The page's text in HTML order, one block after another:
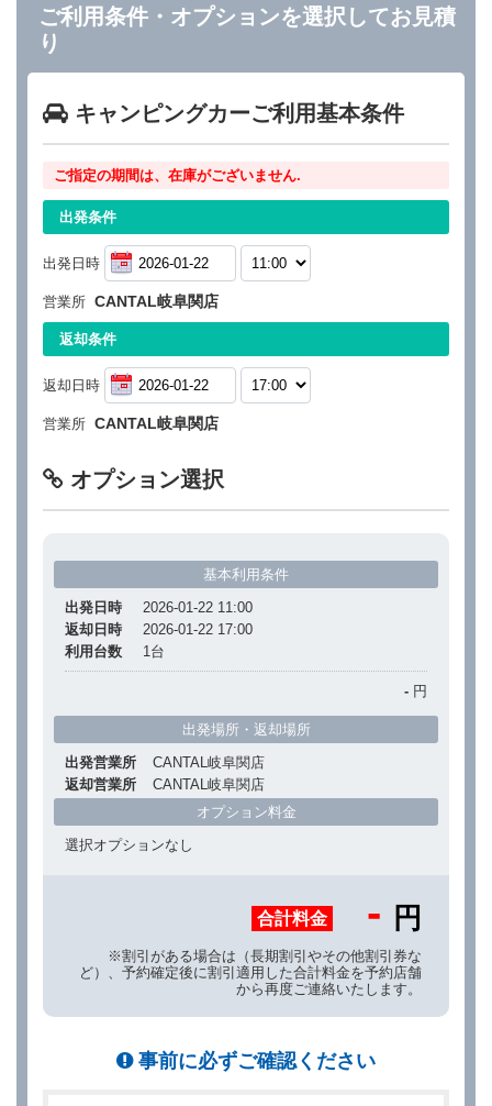
ご利用条件・オプションを選択してお見積
り
キャンピングカーご利用基本条件
ご指定の期間は、在庫がございません.
出発条件
出発日時
営業所 CANTAL岐阜関店
返却条件
返却日時
営業所 CANTAL岐阜関店
オプション選択
基本利用条件
出発日時
2026-01-22 11:00
返却日時
2026-01-22 17:00
利用台数
1台
- 円
出発場所・返却場所
出発営業所
CANTAL岐阜関店
返却営業所
CANTAL岐阜関店
オプション料金
選択オプションなし
合計料金 - 円
※割引がある場合は（長期割引やその他割引券な
ど）、予約確定後に割引適用した合計料金を予約店舗
から再度ご連絡いたします。
事前に必ずご確認ください